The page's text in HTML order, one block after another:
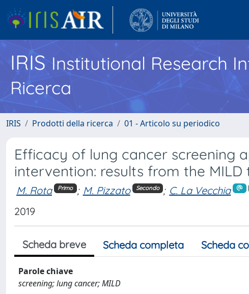
IRISInstitutional Research
Ricerca
IRIS Prodotti della ricerca 01 - Articolo su periodico
Efficacy of lung cancer screening
intervention: results from the
M. Rota Primo ; M. Pizzato Secondo ; C. La Vecchia
2019
Scheda breve Scheda completa Scheda
Parole chiave
screening; lung cancer; MILD